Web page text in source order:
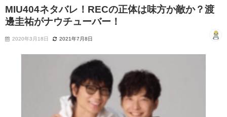
MIU404ネタバレ！RECの正体は味方か敵か？渡
邊圭祐がナウチューバー！
2020年3月18日 2021年7月8日